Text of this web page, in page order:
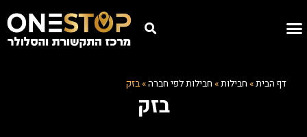
דף הבית» חבילות» חבילות לפי חברה»בזק
בזק